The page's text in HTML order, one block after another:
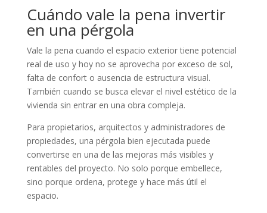
Cuándo vale la pena invertir
en una pérgola
Vale la pena cuando el espacio exterior tiene potencial
real de uso y hoy no se aprovecha por exceso de sol,
falta de confort o ausencia de estructura visual.
También cuando se busca elevar el nivel estético de la
vivienda sin entrar en una obra compleja.
Para propietarios, arquitectos y administradores de
propiedades, una pérgola bien ejecutada puede
convertirse en una de las mejoras más visibles y
rentables del proyecto. No solo porque embellece,
sino porque ordena, protege y hace más útil el
espacio.